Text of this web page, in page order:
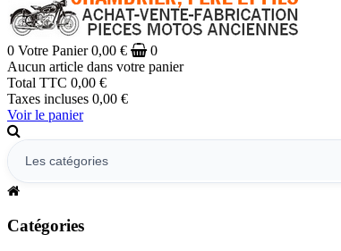
0 Votre Panier 0,00 €
0
Aucun article dans votre panier
Total TTC 0,00 €
Taxes incluses 0,00 €
Voir le panier
Catégories